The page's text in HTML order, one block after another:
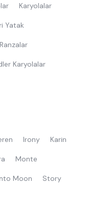
Karyolalar
Yatak
Ranzalar
Karyolalar
Irony Karin
Monte
Moon Story